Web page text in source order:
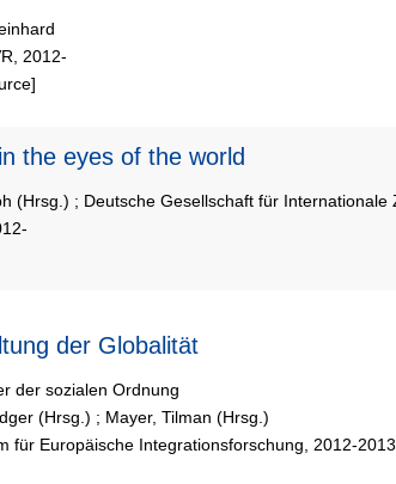
2012-
the eyes of the world
(Hrsg.) ; Deutsche Gesellschaft für Internationale
der Globalität
der sozialen Ordnung
(Hrsg.) ; Mayer, Tilman (Hrsg.)
für Europäische Integrationsforschung, 2012-2013